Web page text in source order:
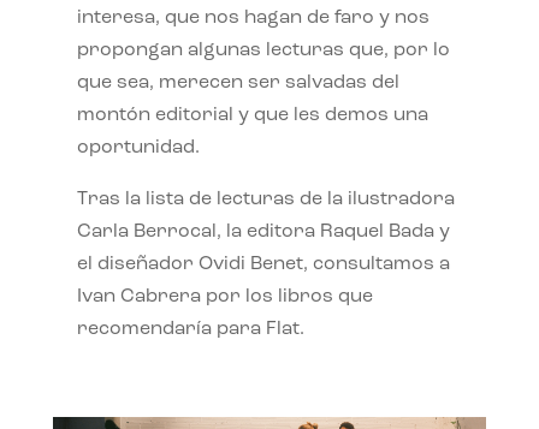
interesa, que nos hagan de faro y nos
propongan algunas lecturas que, por lo
que sea, merecen ser salvadas del
montón editorial y que les demos una
oportunidad.
Tras la lista de lecturas de la ilustradora
Carla Berrocal, la editora Raquel Bada y
el diseñador Ovidi Benet, consultamos a
Ivan Cabrera por los libros que
recomendaría para Flat.